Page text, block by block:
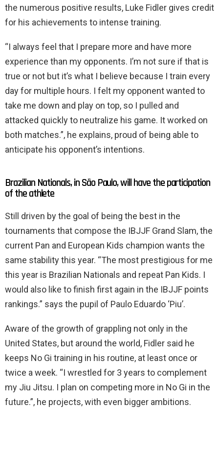
the numerous positive results, Luke Fidler gives credit
for his achievements to intense training.
“I always feel that I prepare more and have more
experience than my opponents. I’m not sure if that is
true or not but it’s what I believe because I train every
day for multiple hours. I felt my opponent wanted to
take me down and play on top, so I pulled and
attacked quickly to neutralize his game. It worked on
both matches.”, he explains, proud of being able to
anticipate his opponent’s intentions.
Brazilian Nationals, in São Paulo, will have the participation
of the athlete
Still driven by the goal of being the best in the
tournaments that compose the IBJJF Grand Slam, the
current Pan and European Kids champion wants the
same stability this year. “The most prestigious for me
this year is Brazilian Nationals and repeat Pan Kids. I
would also like to finish first again in the IBJJF points
rankings.” says the pupil of Paulo Eduardo ‘Piu’.
Aware of the growth of grappling not only in the
United States, but around the world, Fidler said he
keeps No Gi training in his routine, at least once or
twice a week. “I wrestled for 3 years to complement
my Jiu Jitsu. I plan on competing more in No Gi in the
future.”, he projects, with even bigger ambitions.